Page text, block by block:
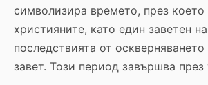
символизира времето, през
християните, като един заветен
последствията от
завет. Този период завършва през